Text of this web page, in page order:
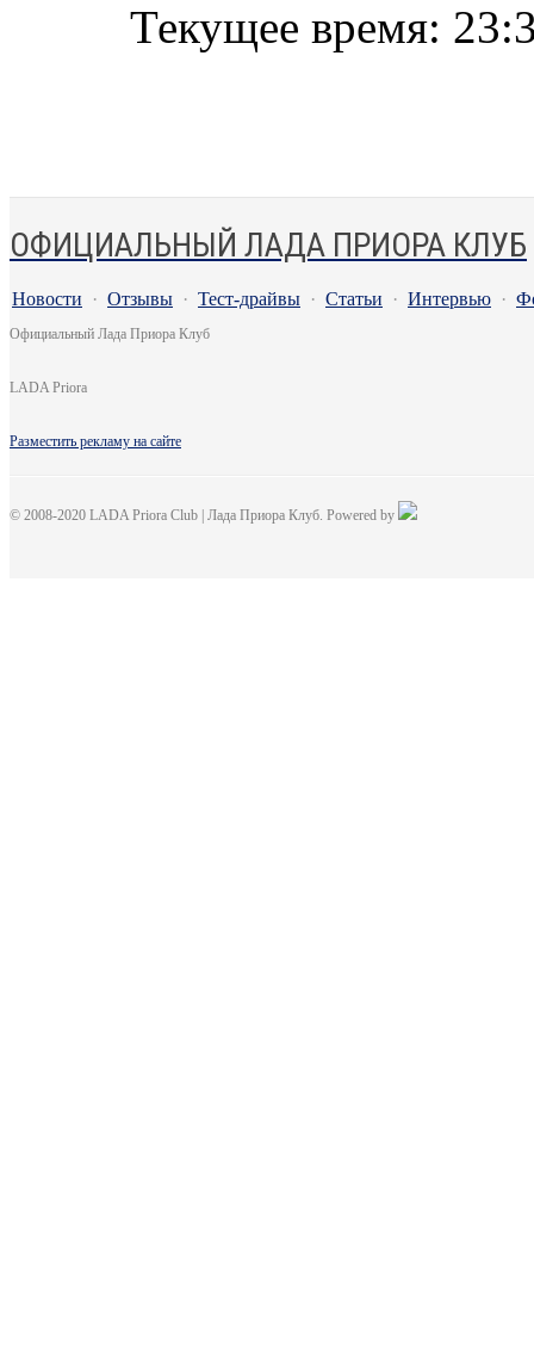
Текущее время:
ОФИЦИАЛЬНЫЙ ЛАДА ПРИОРА КЛУБ
Новости · Отзывы · Тест-драйвы · Статьи · Интервью ·
Официальный Лада Приора Клуб
LADA Priora
Разместить рекламу на сайте
© 2008-2020 LADA Priora Club | Лада Приора Клуб. Powered by